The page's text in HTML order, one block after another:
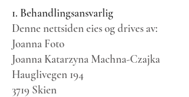
1. Behandlingsansvarlig
Denne nettsiden eies og drives av:
Joanna Foto
Joanna Katarzyna Machna-Czajka
Hauglivegen 194
3719 Skien